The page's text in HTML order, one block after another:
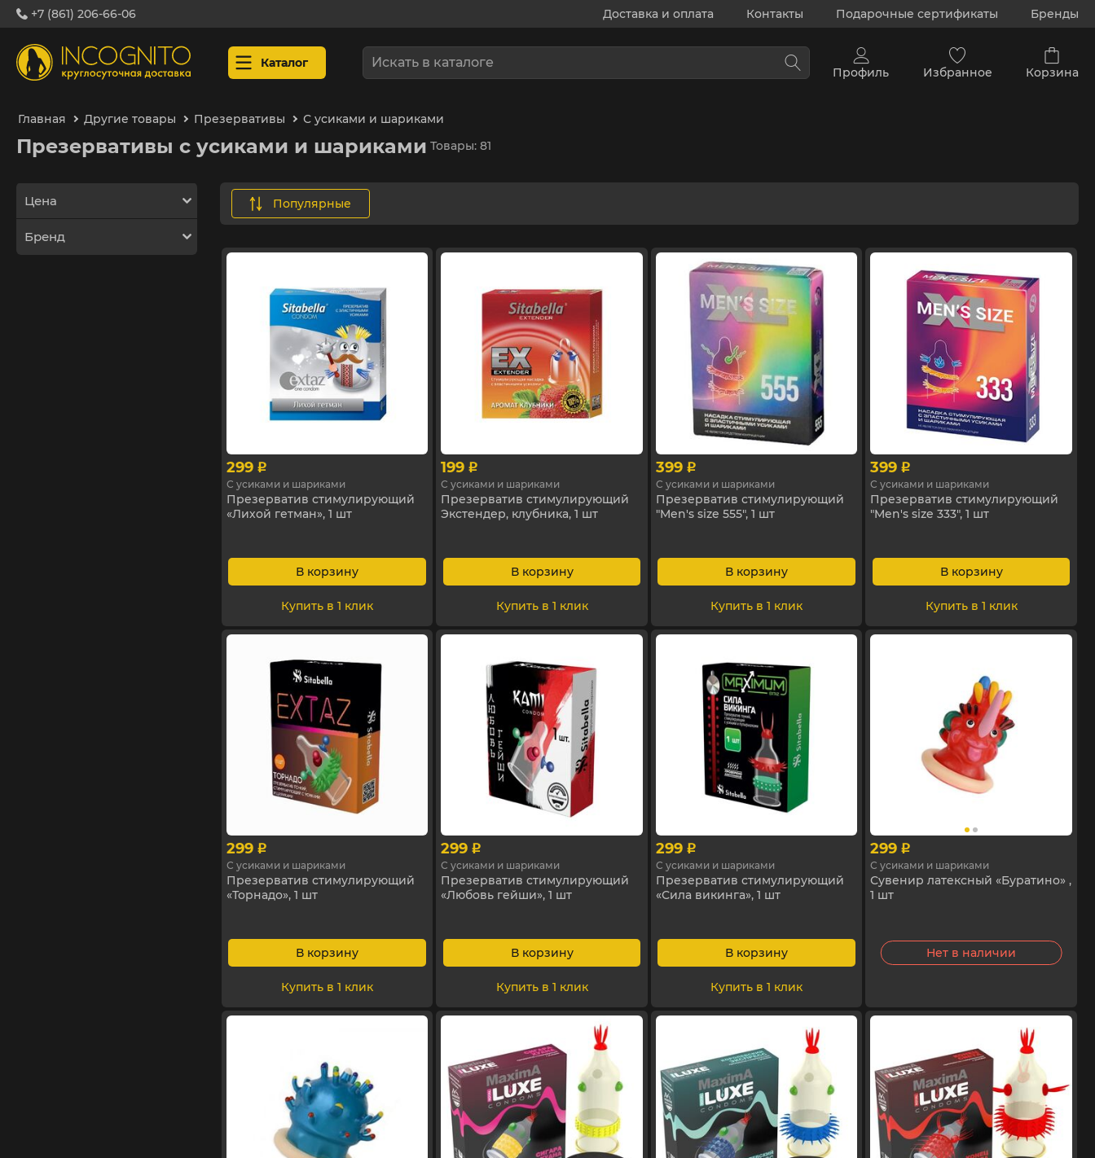
+7 (861) 206-66-06 Доставка и оплата Контакты Подарочные сертификаты Бренды
Каталог
Профиль Избранное Корзина
Главная Другие товары Презервативы С усиками и шариками
Презервативы с усиками и шариками Товары: 81
Цена
Бренд
популярные
299 p
С усиками и шариками
Презерватив стимулирующий
«Лихой гетман», 1 шт
В корзину
Купить в 1 клик
199 p
С усиками и шариками
Презерватив стимулирующий
Экстендер, клубника, 1 шт
В корзину
Купить в 1 клик
399 p
С усиками и шариками
Презерватив стимулирующий
"Men's size 555", 1 шт
В корзину
Купить в 1 клик
399 p
С усиками и шариками
Презерватив стимулирующий
"Men's size 333", 1 шт
В корзину
Купить в 1 клик
299 p
С усиками и шариками
Презерватив стимулирующий
«Торнадо», 1 шт
В корзину
Купить в 1 клик
299 p
С усиками и шариками
Презерватив стимулирующий
«Любовь гейши», 1 шт
В корзину
Купить в 1 клик
299 p
С усиками и шариками
Презерватив стимулирующий
«Сила викинга», 1 шт
В корзину
Купить в 1 клик
299 p
С усиками и шариками
Сувенир латексный «Буратино» ,
1 шт
Нет в наличии